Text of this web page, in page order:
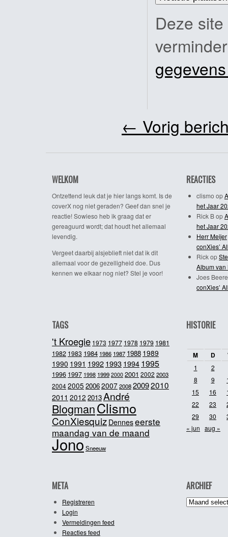
Deze
← Vorig
WELKOM
Ontzettend leuk dat je hier langs komt. Is de
coverX nog niet geraden? Geef dan snel je
reactie! Sowieso heb ik graag dat er
gereaguurd wordt; dat houdt het allemaal
levendig.
Vergeet daarbij alsjeblieft niet dat ik dit
allemaal voor de gezelligheid doe. Dus
kennen we elkaar nog niet? Stel je voor!
REACTIES
clismo op
het Jaar
Rick Bop
het Jaar
Herr Meijer
conXies’
Rickop
Album van
Joes
conXies’
TAGS
't Kroegie 1973 1977 1978 1979 1981
1982 1983 1984 1986 1987 1988 1989
1990 1991 19921993 1994 1995
1996 1997 1998 1999 2000 2001 2002 2003
20042005 20062007200820092010
2011 2012 2013André
BlogmanClismo
ConXiesquiz Denneseerste
maandag van de maand
JonoSneeuw
HISTORIE
M D
1
2
8
9
15
16
22
23
29
30
« jun aug »
META
Registreren
Login
Vermeldingen feed
Reacties feed
ARCHIEF
Archief